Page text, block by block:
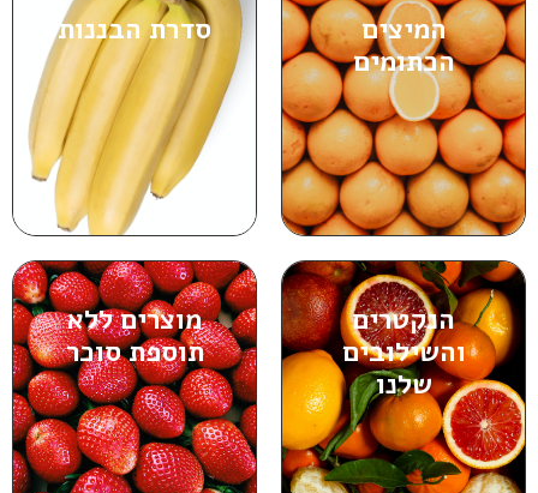
המיצים
הכתומים
סדרת הבננות
הנקטרים
והשילובים
שלנו
מוצרים ללא
תוספת סוכר